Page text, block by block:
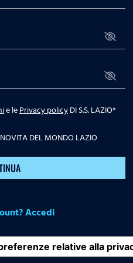
e lePrivacy policyDI S.S. LAZIO*
DEL MONDO LAZIO
Accedi
relative alla